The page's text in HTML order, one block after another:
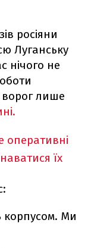
росіяни
Луганську
нічого не
ворог лише
їх
корпусом. Ми